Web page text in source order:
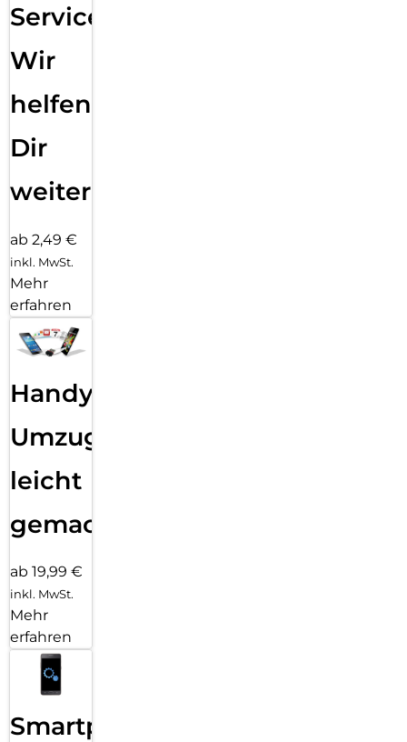
Service:
Wir
helfen
Dir
weiter
ab 2,49 €
inkl. MwSt.
Mehr
erfahren
Handy
Umzug
leicht
gemacht!
ab 19,99 €
inkl. MwSt.
Mehr
erfahren
Smartphone